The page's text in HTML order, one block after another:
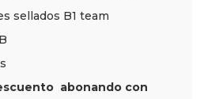
sellados B1 team
abonando con